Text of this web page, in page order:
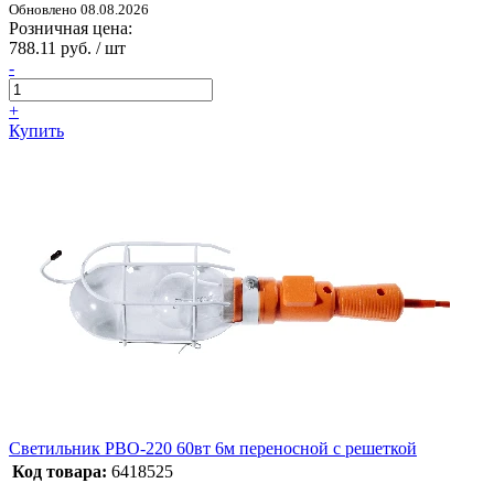
Обновлено 08.08.2026
Розничная цена:
788.11 руб. / шт
-
+
Купить
Светильник РВО-220 60вт 6м переносной с решеткой
Код товара: 6418525